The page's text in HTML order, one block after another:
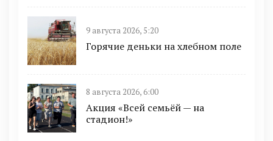
9 августа 2026, 5:20
Горячие деньки на хлебном поле
8 августа 2026, 6:00
Акция «Всей семьёй — на
стадион!»